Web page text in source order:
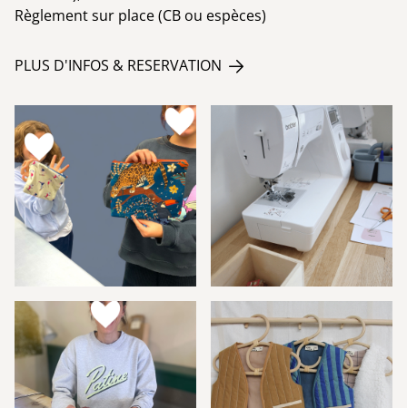
Règlement sur place (CB ou espèces)
PLUS D'INFOS & RESERVATION